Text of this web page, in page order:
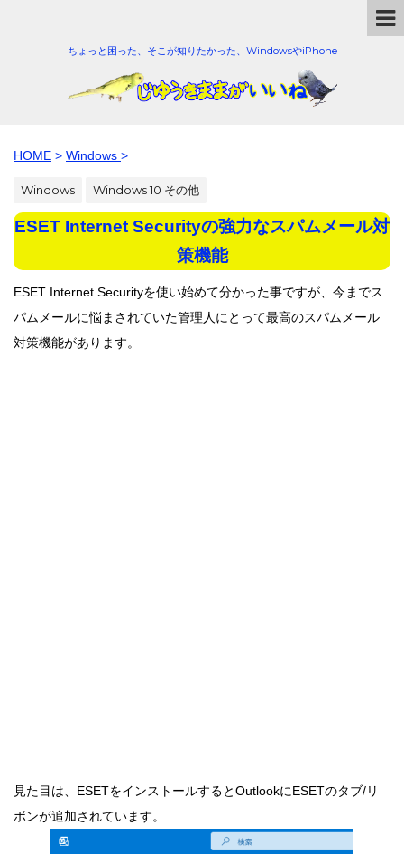
ちょっと困った、そこが知りたかった、WindowsやiPhone
HOME > Windows >
Windows Windows 10 その他
ESET Internet Securityの強力なスパムメール対
策機能
ESET Internet Securityを使い始めて分かった事ですが、今までス
パムメールに悩まされていた管理人にとって最高のスパムメール
対策機能があります。
見た目は、ESETをインストールするとOutlookにESETのタブ/リ
ボンが追加されています。